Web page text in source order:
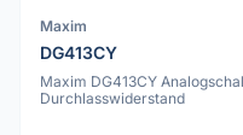
Maxim
DG413CY
Maxim DG413CY
Durchlasswiderstand